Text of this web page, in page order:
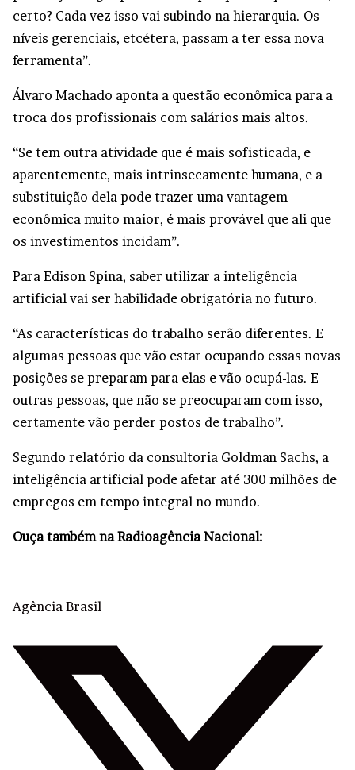
certo? Cada vez isso vai subindo na hierarquia. Os
níveis gerenciais, etcétera, passam a ter essa nova
ferramenta”.
Álvaro Machado aponta a questão econômica para a
troca dos profissionais com salários mais altos.
“Se tem outra atividade que é mais sofisticada, e
aparentemente, mais intrinsecamente humana, e a
substituição dela pode trazer uma vantagem
econômica muito maior, é mais provável que ali que
os investimentos incidam”.
Para Edison Spina, saber utilizar a inteligência
artificial vai ser habilidade obrigatória no futuro.
“As características do trabalho serão diferentes. E
algumas pessoas que vão estar ocupando essas novas
posições se preparam para elas e vão ocupá-las. E
outras pessoas, que não se preocuparam com isso,
certamente vão perder postos de trabalho”.
Segundo relatório da consultoria Goldman Sachs, a
inteligência artificial pode afetar até 300 milhões de
empregos em tempo integral no mundo.
Ouça também na Radioagência Nacional:
Agência Brasil